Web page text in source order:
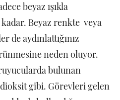
beyaz ışıkla
kadar. Beyaz renkte veya
de aydınlattığınız
neden oluyor.
bulunan
gibi. Görevleri gelen